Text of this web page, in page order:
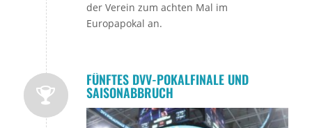
der Verein zum achten Mal im
Europapokal an.
FÜNFTES DVV-POKALFINALE UND
SAISONABBRUCH